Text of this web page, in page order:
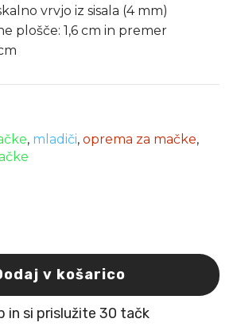
vrvjo iz sisala (4 mm)
plošče: 1,6 cm in premer
, mladiči,oprema za mačke,
v košarico
in si prislužite 30 tačk